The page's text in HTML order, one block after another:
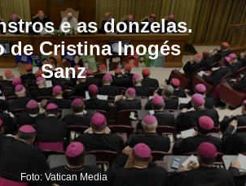
e as donzelas.
de Cristina Inogés
Sanz
Foto: Vatican Media